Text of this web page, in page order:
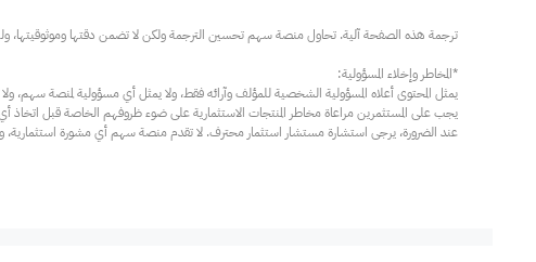
عند الضرورة، يرجى استشارة مستشار استثمار محترف. لا تقدم منصة سهم أي مشورة استثمارية،